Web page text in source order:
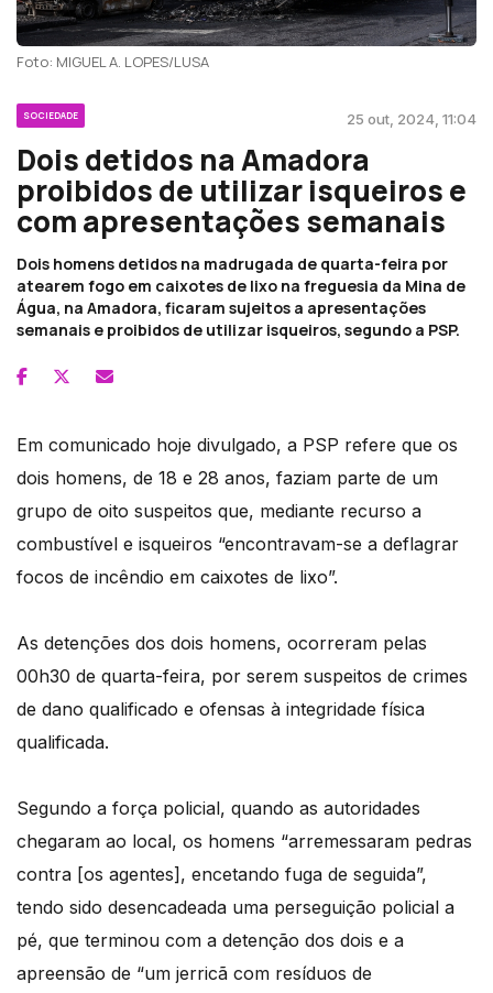
Foto: MIGUEL A. LOPES/LUSA
SOCIEDADE 25 out, 2024, 11:04
Dois detidos na Amadora
proibidos de utilizar isqueiros e
com apresentações semanais
Dois homens detidos na madrugada de quarta-feira por
atearem fogo em caixotes de lixo na freguesia da Mina de
Água, na Amadora, ficaram sujeitos a apresentações
semanais e proibidos de utilizar isqueiros, segundo a PSP.
Em comunicado hoje divulgado, a PSP refere que os
dois homens, de 18 e 28 anos, faziam parte de um
grupo de oito suspeitos que, mediante recurso a
combustível e isqueiros “encontravam-se a deflagrar
focos de incêndio em caixotes de lixo”.
As detenções dos dois homens, ocorreram pelas
00h30 de quarta-feira, por serem suspeitos de crimes
de dano qualificado e ofensas à integridade física
qualificada.
Segundo a força policial, quando as autoridades
chegaram ao local, os homens “arremessaram pedras
contra [os agentes], encetando fuga de seguida”,
tendo sido desencadeada uma perseguição policial a
pé, que terminou com a detenção dos dois e a
apreensão de “um jerricã com resíduos de